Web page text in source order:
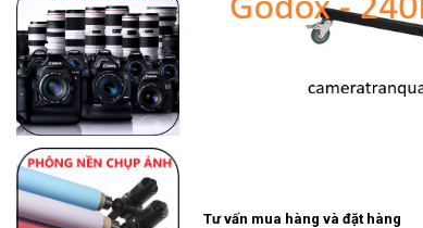
Tư vấn mua hàng và đặt hàng